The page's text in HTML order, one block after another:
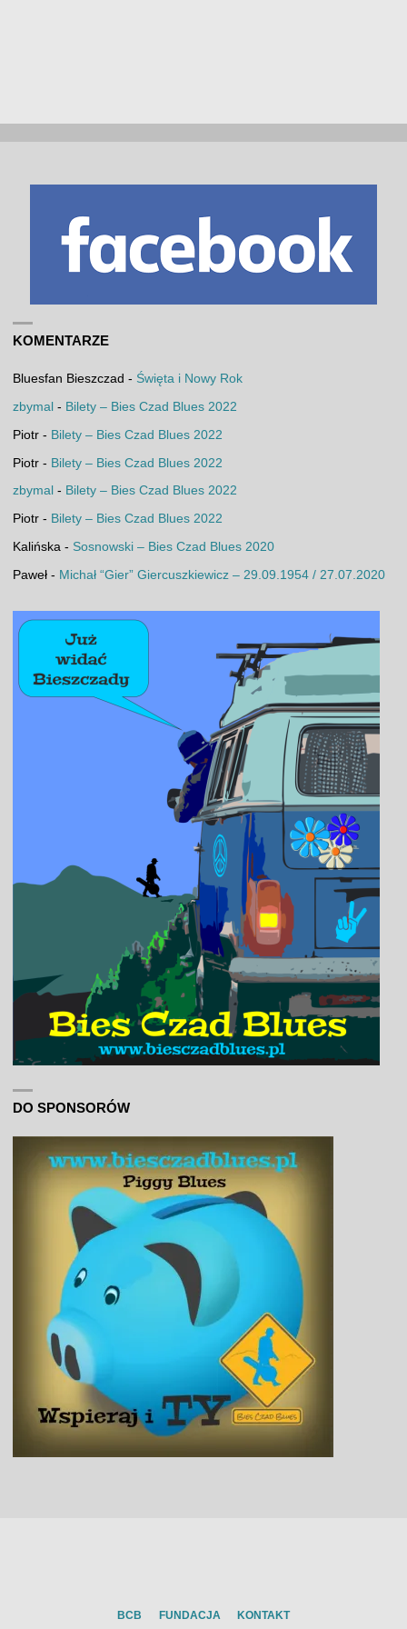
KOMENTARZE
Bluesfan Bieszczad - Święta i Nowy Rok
zbymal - Bilety – Bies Czad Blues 2022
Piotr- Bilety – Bies Czad Blues 2022
Piotr- Bilety – Bies Czad Blues 2022
zbymal - Bilety – Bies Czad Blues 2022
Piotr- Bilety – Bies Czad Blues 2022
Kalińska - Sosnowski – Bies Czad Blues 2020
Paweł- Michał “Gier” Giercuszkiewicz – 29.09.1954 / 27.07.2020
DO SPONSORÓW
BCB FUNDACJA KONTAKT